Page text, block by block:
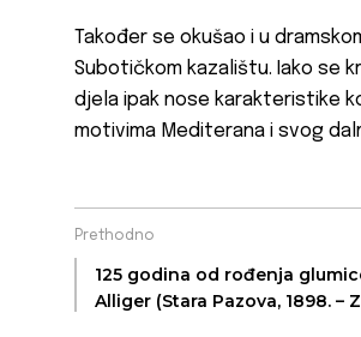
Također se okušao i u
Subotičkom kazalištu. Iako se
djela ipak nose karakteristike
motivima Mediterana i svog
Prethodno
125 godina od rođenja
Alliger (Stara Pazova, 1898. –